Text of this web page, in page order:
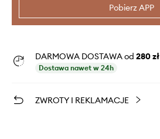
Pobierz APP
DARMOWA DOSTAWA od 280 zł
Dostawa nawet w 24h
ZWROTY I REKLAMACJE